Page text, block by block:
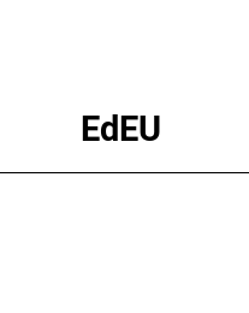
EdEU